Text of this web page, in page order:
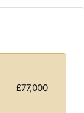
£77,000